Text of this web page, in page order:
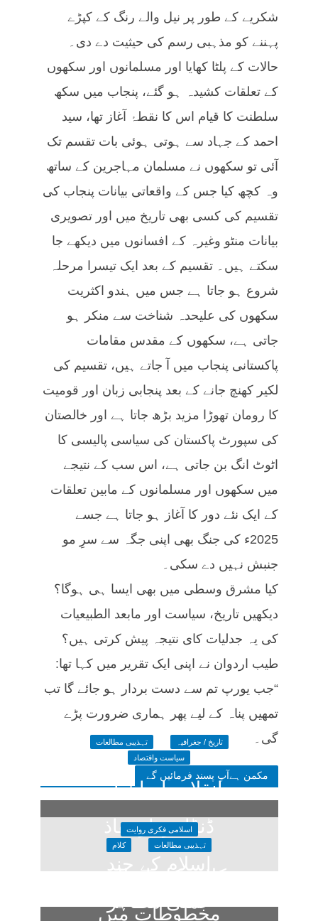
شکریے کے طور پر نیل والے رنگ کے کپڑے
پہننے کو مذہبی رسم کی حیثیت دے دی۔
حالات کے پلٹا کھایا اور مسلمانوں اور سکھوں
کے تعلقات کشیدہ ہو گئے، پنجاب میں سکھ
سلطنت کا قیام اس کا نقطۂ آغاز تھا، سید
احمد کے جہاد سے ہوتی ہوئی بات تقسم تک
آئی تو سکھوں نے مسلمان مہاجرین کے ساتھ
وہ کچھ کیا جس کے واقعاتی بیانات پنجاب کی
تقسیم کی کسی بھی تاریخ میں اور تصویری
بیانات منٹو وغیرہ کے افسانوں میں دیکھے جا
سکتے ہیں۔ تقسیم کے بعد ایک تیسرا مرحلہ
شروع ہو جاتا ہے جس میں ہندو اکثریت
سکھوں کی علیحدہ شناخت سے منکر ہو
جاتی ہے، سکھوں کے مقدس مقامات
پاکستانی پنجاب میں آ جاتے ہیں، تقسیم کی
لکیر کھنچ جانے کے بعد پنجابی زبان اور قومیت
کا رومان تھوڑا مزید بڑھ جاتا ہے اور خالصتان
کی سپورٹ پاکستان کی سیاسی پالیسی کا
اٹوٹ انگ بن جاتی ہے، اس سب کے نتیجے
میں سکھوں اور مسلمانوں کے مابین تعلقات
کے ایک نئے دور کا آغاز ہو جاتا ہے جسے
2025ء کی جنگ بھی اپنی جگہ سے سرِ مو
جنبش نہیں دے سکی۔
کیا مشرق وسطی میں بھی ایسا ہی ہوگا؟
دیکھیں تاریخ، سیاست اور مابعد الطبیعیات
کی یہ جدلیات کای نتیجہ پیش کرتی ہیں؟
طیب اردوان نے اپنی ایک تقریر میں کہا تھا:
“جب یورپ تم سے دست بردار ہو جائے گا تب
تمھیں پناہ کے لیے پھر ہماری ضرورت پڑے
گی۔
مکمن ہےآپ پسند فرمائیں گے
تاریخ / جغرافیہ
تہذیبی مطالعات
سیاست واقتصاد
انقلاب ایران اور
ڈنڈا بردار نفاذ
اسلام کے چند
عملی مظاہر
اسلامی فکری روایت
تہذیبی مطالعات
کلام
کلاسیکی اسلامی
مخطوطات میں